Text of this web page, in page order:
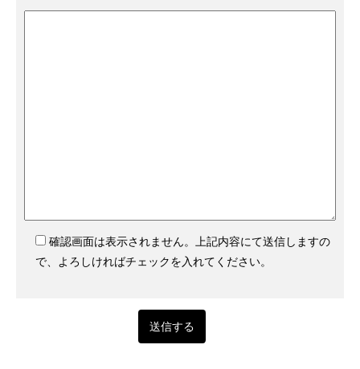
確認画面は表示されません。上記内容にて送信しますの
で、よろしければチェックを入れてください。